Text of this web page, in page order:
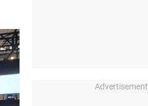
Advertisement